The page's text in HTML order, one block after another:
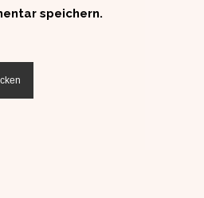
speichern.